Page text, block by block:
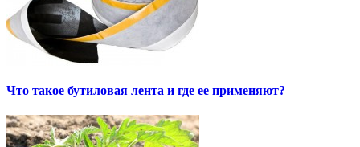
Что такое бутиловая лента и где ее применяют?